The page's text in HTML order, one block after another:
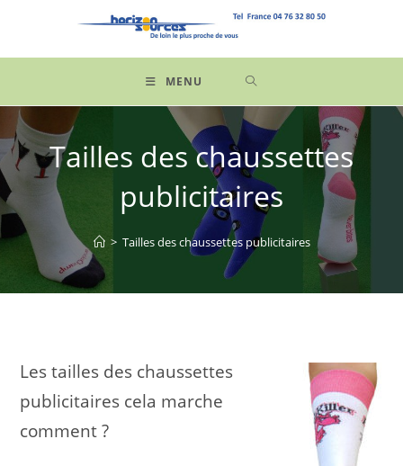
content
MENU
Tailles des chaussettes
publicitaires
> Tailles des chaussettes publicitaires
Les tailles des chaussettes
publicitaires cela marche
comment ?